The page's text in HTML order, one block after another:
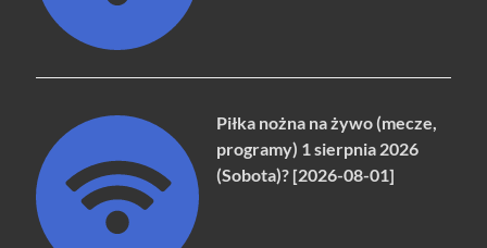
Piłka nożna na żywo (mecze,
programy) 1 sierpnia 2026
(Sobota)? [2026-08-01]